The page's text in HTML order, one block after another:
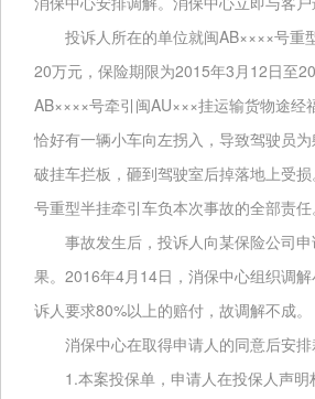
消保中心安排调解。消保中心立即与客
投诉人所在的单位就闽AB××××号重
20万元，保险期限为2015年3 月 12 日至
AB××××号牵引闽AU×××挂运输货物途经
恰好有一辆小车向左拐入，导致驾驶员
破挂车拦板，砸到驾驶室后掉落地上受
号重型半挂牵引车负本次事故的全部责任
事故发生后，投诉人向某保险公司申
果。 2016年4月 14 日，消保中心组织调
诉人要求80%以上的赔付，故调解不成。
消保中心在取得申请人的同意后安排
1.本案投保单，申请人在投保人声